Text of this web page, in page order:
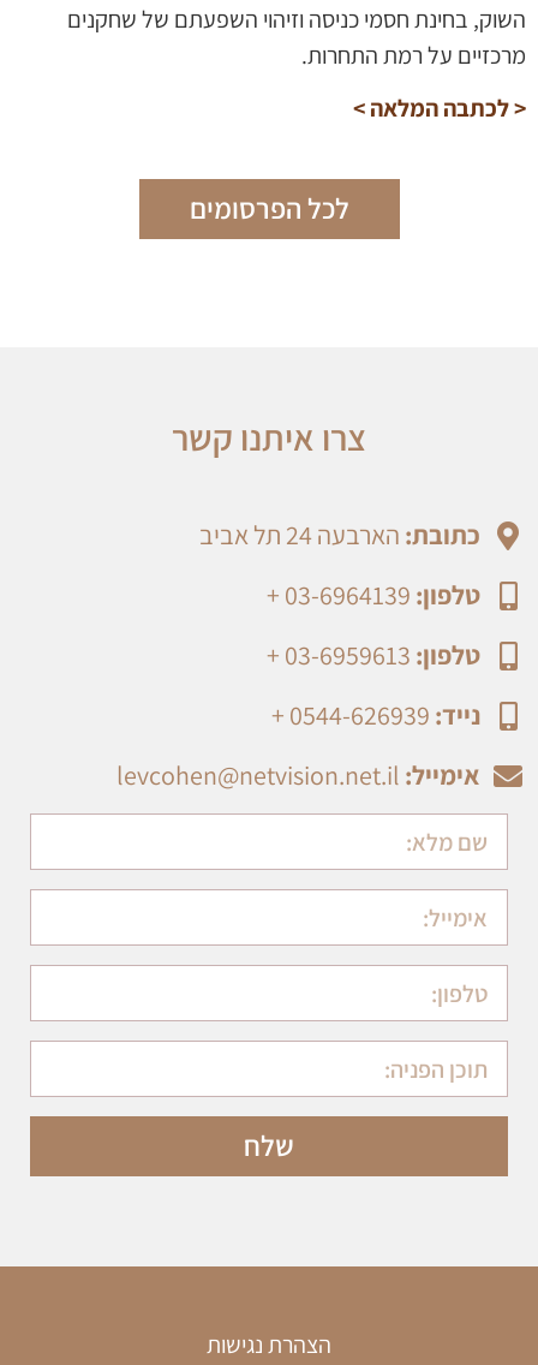
השוק, בחינת חסמי כניסה וזיהוי השפעתם של שחקנים
מרכזיים על רמת התחרות.
< לכתבה המלאה >
לכל הפרסומים
צרו איתנו קשר
כתובת: הארבעה 24 תל אביב
טלפון: 03-6964139 +
טלפון: 03-6959613 +
נייד: 0544-626939 +
אימייל: levcohen@netvision.net.il
שלח
הצהרת נגישות